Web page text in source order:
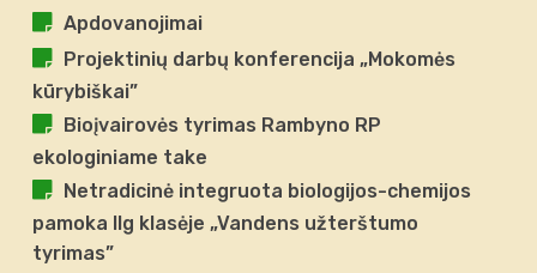
Apdovanojimai
Projektinių darbų konferencija „Mokomės
kūrybiškai”
Bioįvairovės tyrimas Rambyno RP
ekologiniame take
Netradicinė integruota biologijos-chemijos
pamoka IIg klasėje „Vandens užterštumo
tyrimas”